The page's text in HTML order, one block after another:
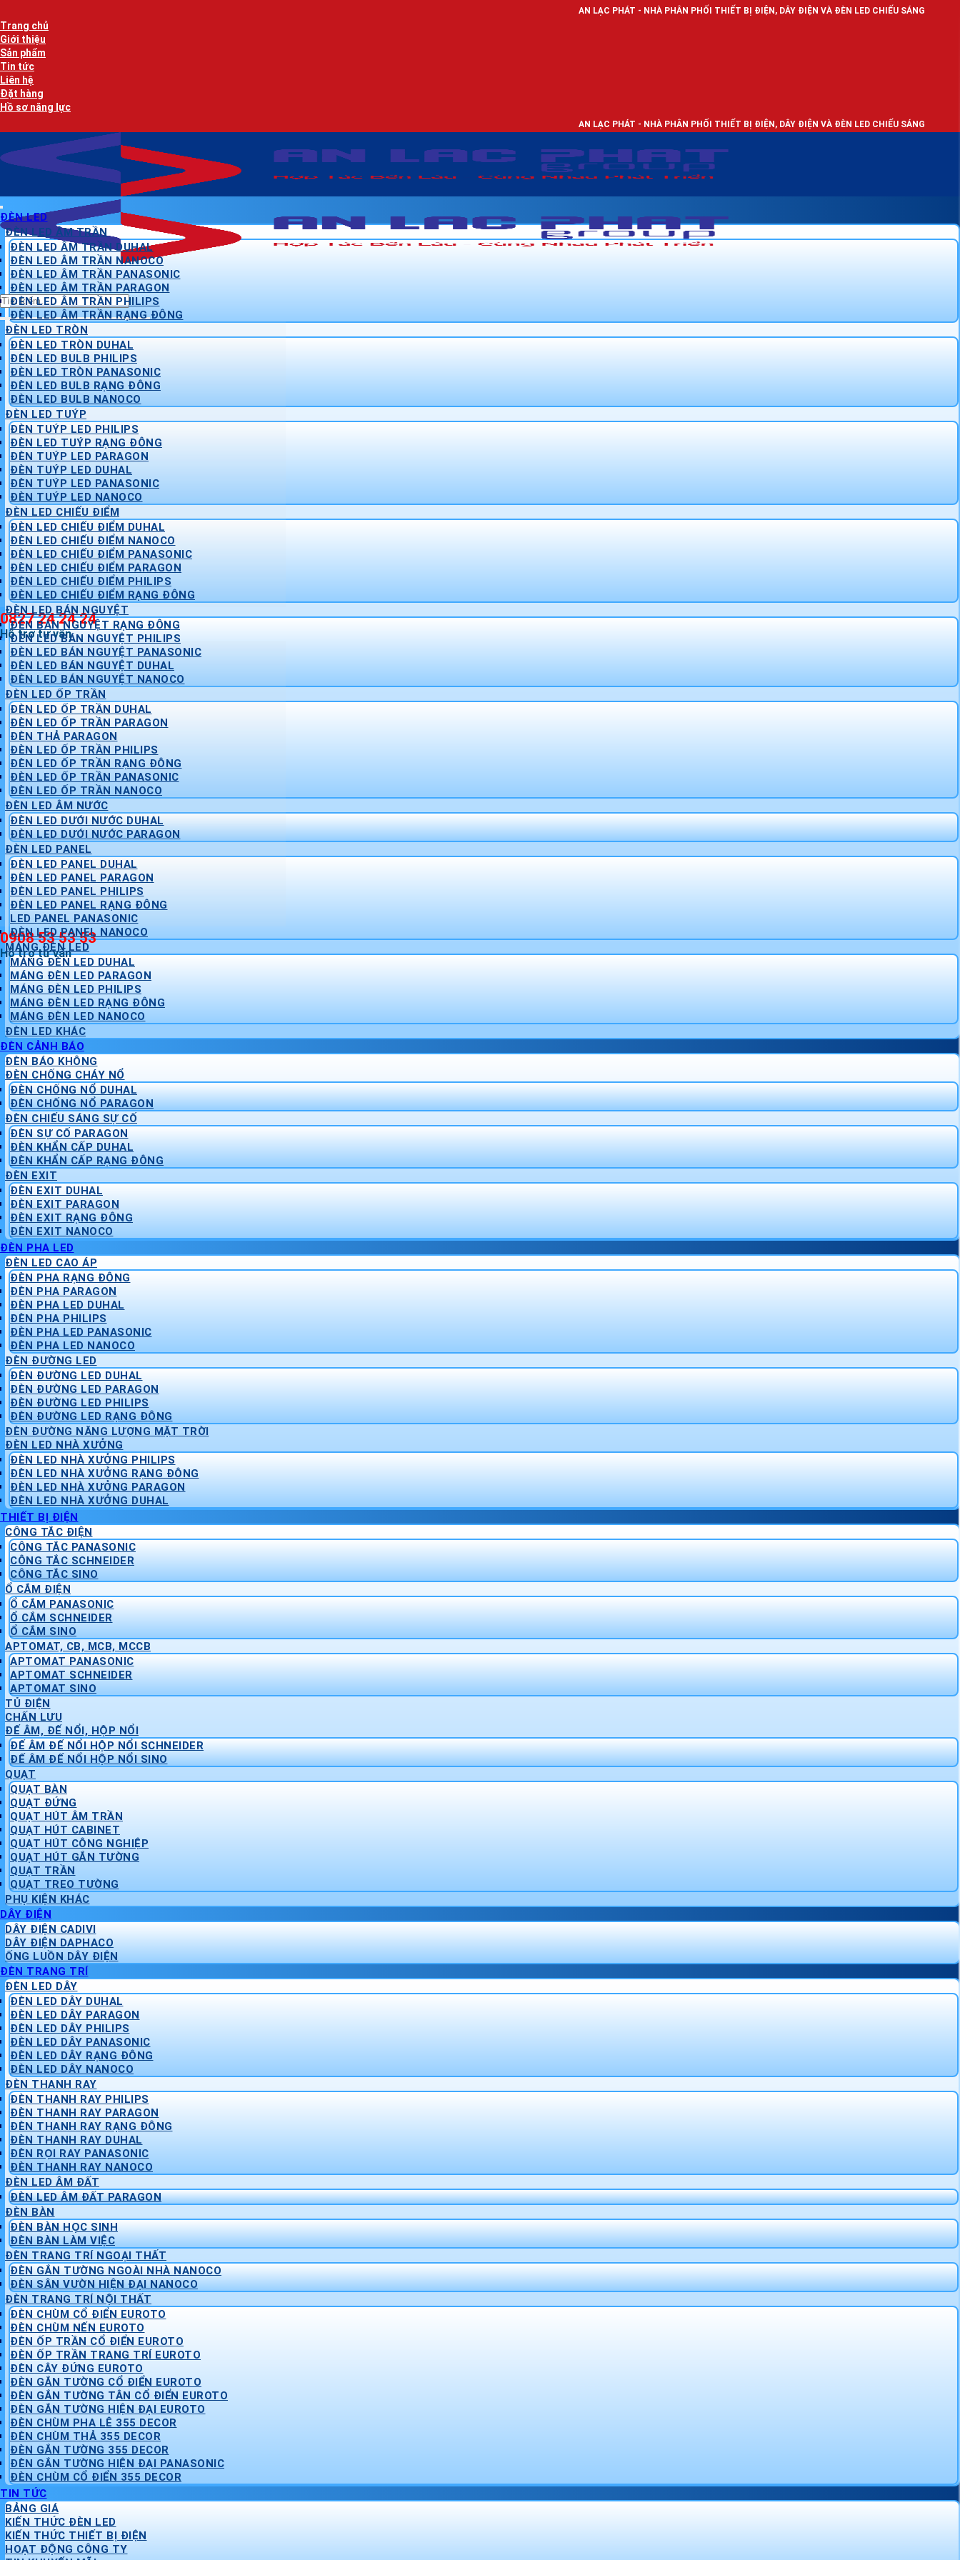
qua
nội
dung
AN LẠC PHÁT - NHÀ PHÂN PHỐI THIẾT BỊ ĐIỆN, DÂY ĐIỆN VÀ ĐÈN LED CHIẾU SÁNG
Trang chủ
Giới thiệu
Sản phẩm
Tin tức
Liên hệ
Đặt hàng
Hồ sơ năng lực
AN LẠC PHÁT - NHÀ PHÂN PHỐI THIẾT BỊ ĐIỆN, DÂY ĐIỆN VÀ ĐÈN LED CHIẾU SÁNG
Tìm
kiếm:
0827 24 24 24
Hỗ trợ tư vấn
0908 53 53 53
Hỗ trợ tư vấn
ĐÈN LED
ĐÈN LED ÂM TRẦN
ĐÈN LED ÂM TRẦN DUHAL
ĐÈN LED ÂM TRẦN NANOCO
ĐÈN LED ÂM TRẦN PANASONIC
ĐÈN LED ÂM TRẦN PARAGON
ĐÈN LED ÂM TRẦN PHILIPS
ĐÈN LED ÂM TRẦN RẠNG ĐÔNG
ĐÈN LED TRÒN
ĐÈN LED TRÒN DUHAL
ĐÈN LED BULB PHILIPS
ĐÈN LED TRÒN PANASONIC
ĐÈN LED BULB RẠNG ĐÔNG
ĐÈN LED BULB NANOCO
ĐÈN LED TUÝP
ĐÈN TUÝP LED PHILIPS
ĐÈN LED TUÝP RẠNG ĐÔNG
ĐÈN TUÝP LED PARAGON
ĐÈN TUÝP LED DUHAL
ĐÈN TUÝP LED PANASONIC
ĐÈN TUÝP LED NANOCO
ĐÈN LED CHIẾU ĐIỂM
ĐÈN LED CHIẾU ĐIỂM DUHAL
ĐÈN LED CHIẾU ĐIỂM NANOCO
ĐÈN LED CHIẾU ĐIỂM PANASONIC
ĐÈN LED CHIẾU ĐIỂM PARAGON
ĐÈN LED CHIẾU ĐIỂM PHILIPS
ĐÈN LED CHIẾU ĐIỂM RẠNG ĐÔNG
ĐÈN LED BÁN NGUYỆT
ĐÈN BÁN NGUYỆT RẠNG ĐÔNG
ĐÈN LED BÁN NGUYỆT PHILIPS
ĐÈN LED BÁN NGUYỆT PANASONIC
ĐÈN LED BÁN NGUYỆT DUHAL
ĐÈN LED BÁN NGUYỆT NANOCO
ĐÈN LED ỐP TRẦN
ĐÈN LED ỐP TRẦN DUHAL
ĐÈN LED ỐP TRẦN PARAGON
ĐÈN THẢ PARAGON
ĐÈN LED ỐP TRẦN PHILIPS
ĐÈN LED ỐP TRẦN RẠNG ĐÔNG
ĐÈN LED ỐP TRẦN PANASONIC
ĐÈN LED ỐP TRẦN NANOCO
ĐÈN LED ÂM NƯỚC
ĐÈN LED DƯỚI NƯỚC DUHAL
ĐÈN LED DƯỚI NƯỚC PARAGON
ĐÈN LED PANEL
ĐÈN LED PANEL DUHAL
ĐÈN LED PANEL PARAGON
ĐÈN LED PANEL PHILIPS
ĐÈN LED PANEL RẠNG ĐÔNG
LED PANEL PANASONIC
ĐÈN LED PANEL NANOCO
MÁNG ĐÈN LED
MÁNG ĐÈN LED DUHAL
MÁNG ĐÈN LED PARAGON
MÁNG ĐÈN LED PHILIPS
MÁNG ĐÈN LED RẠNG ĐÔNG
MÁNG ĐÈN LED NANOCO
ĐÈN LED KHÁC
ĐÈN CẢNH BÁO
ĐÈN BÁO KHÔNG
ĐÈN CHỐNG CHÁY NỔ
ĐÈN CHỐNG NỔ DUHAL
ĐÈN CHỐNG NỔ PARAGON
ĐÈN CHIẾU SÁNG SỰ CỐ
ĐÈN SỰ CỐ PARAGON
ĐÈN KHẨN CẤP DUHAL
ĐÈN KHẨN CẤP RẠNG ĐÔNG
ĐÈN EXIT
ĐÈN EXIT DUHAL
ĐÈN EXIT PARAGON
ĐÈN EXIT RẠNG ĐÔNG
ĐÈN EXIT NANOCO
ĐÈN PHA LED
ĐÈN LED CAO ÁP
ĐÈN PHA RẠNG ĐÔNG
ĐÈN PHA PARAGON
ĐÈN PHA LED DUHAL
ĐÈN PHA PHILIPS
ĐÈN PHA LED PANASONIC
ĐÈN PHA LED NANOCO
ĐÈN ĐƯỜNG LED
ĐÈN ĐƯỜNG LED DUHAL
ĐÈN ĐƯỜNG LED PARAGON
ĐÈN ĐƯỜNG LED PHILIPS
ĐÈN ĐƯỜNG LED RẠNG ĐÔNG
ĐÈN ĐƯỜNG NĂNG LƯỢNG MẶT TRỜI
ĐÈN LED NHÀ XƯỞNG
ĐÈN LED NHÀ XƯỞNG PHILIPS
ĐÈN LED NHÀ XƯỞNG RẠNG ĐÔNG
ĐÈN LED NHÀ XƯỞNG PARAGON
ĐÈN LED NHÀ XƯỞNG DUHAL
THIẾT BỊ ĐIỆN
CÔNG TẮC ĐIỆN
CÔNG TẮC PANASONIC
CÔNG TẮC SCHNEIDER
CÔNG TẮC SINO
Ổ CẮM ĐIỆN
Ổ CẮM PANASONIC
Ổ CẮM SCHNEIDER
Ổ CẮM SINO
APTOMAT, CB, MCB, MCCB
APTOMAT PANASONIC
APTOMAT SCHNEIDER
APTOMAT SINO
TỦ ĐIỆN
CHẤN LƯU
ĐẾ ÂM, ĐẾ NỔI, HỘP NỔI
ĐẾ ÂM ĐẾ NỔI HỘP NỔI SCHNEIDER
ĐẾ ÂM ĐẾ NỔI HỘP NỔI SINO
QUẠT
QUẠT BÀN
QUẠT ĐỨNG
QUẠT HÚT ÂM TRẦN
QUẠT HÚT CABINET
QUẠT HÚT CÔNG NGHIỆP
QUẠT HÚT GẮN TƯỜNG
QUẠT TRẦN
QUẠT TREO TƯỜNG
PHỤ KIỆN KHÁC
DÂY ĐIỆN
DÂY ĐIỆN CADIVI
DÂY ĐIỆN DAPHACO
ỐNG LUỒN DÂY ĐIỆN
ĐÈN TRANG TRÍ
ĐÈN LED DÂY
ĐÈN LED DÂY DUHAL
ĐÈN LED DÂY PARAGON
ĐÈN LED DÂY PHILIPS
ĐÈN LED DÂY PANASONIC
ĐÈN LED DÂY RẠNG ĐÔNG
ĐÈN LED DÂY NANOCO
ĐÈN THANH RAY
ĐÈN THANH RAY PHILIPS
ĐÈN THANH RAY PARAGON
ĐÈN THANH RAY RẠNG ĐÔNG
ĐÈN THANH RAY DUHAL
ĐÈN RỌI RAY PANASONIC
ĐÈN THANH RAY NANOCO
ĐÈN LED ÂM ĐẤT
ĐÈN LED ÂM ĐẤT PARAGON
ĐÈN BÀN
ĐÈN BÀN HỌC SINH
ĐÈN BÀN LÀM VIỆC
ĐÈN TRANG TRÍ NGOẠI THẤT
ĐÈN GẮN TƯỜNG NGOÀI NHÀ NANOCO
ĐÈN SÂN VƯỜN HIỆN ĐẠI NANOCO
ĐÈN TRANG TRÍ NỘI THẤT
ĐÈN CHÙM CỔ ĐIỂN EUROTO
ĐÈN CHÙM NẾN EUROTO
ĐÈN ỐP TRẦN CỔ ĐIỂN EUROTO
ĐÈN ỐP TRẦN TRANG TRÍ EUROTO
ĐÈN CÂY ĐỨNG EUROTO
ĐÈN GẮN TƯỜNG CỔ ĐIỂN EUROTO
ĐÈN GẮN TƯỜNG TÂN CỔ ĐIỂN EUROTO
ĐÈN GẮN TƯỜNG HIỆN ĐẠI EUROTO
ĐÈN CHÙM PHA LÊ 355 DECOR
ĐÈN CHÙM THẢ 355 DECOR
ĐÈN GẮN TƯỜNG 355 DECOR
ĐÈN GẮN TƯỜNG HIỆN ĐẠI PANASONIC
ĐÈN CHÙM CỔ ĐIỂN 355 DECOR
TIN TỨC
BẢNG GIÁ
KIẾN THỨC ĐÈN LED
KIẾN THỨC THIẾT BỊ ĐIỆN
HOẠT ĐỘNG CÔNG TY